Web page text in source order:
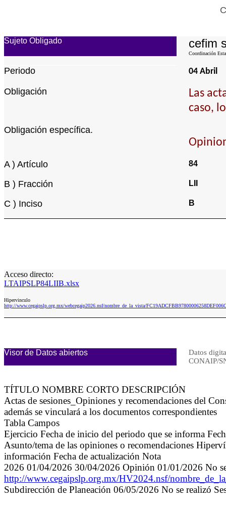
Sujeto Obligado cefim
Coordinación
Periodo 04 Abril
Obligación
Las
caso,
Obligación específica.
A ) Artículo 84
B ) Fracción LII
C ) Inciso B
Acceso directo:
LTAIPSLP84LIIB.xlsx
Hipervinculo
http://www.cegaipslp.org.mx/webcegaip2026.nsf/nombre_de_la_vista/
Visor de Datos abiertos
Datos
CONAIP/
TÍTULO NOMBRE CORTO DESCRIPCIÓN
Actas de sesiones_Opiniones y recomendaciones del
además se vinculará a los documentos correspondientes
Tabla Campos
Ejercicio Fecha de inicio del periodo que se informa
Asunto/tema de las opiniones o recomendaciones
información Fecha de actualización Nota
2026 01/04/2026 30/04/2026 Opinión 01/01/2026 No
http://www.cegaipslp.org.mx/HV2024.nsf/
Subdirección de Planeación 06/05/2026 No se realizó